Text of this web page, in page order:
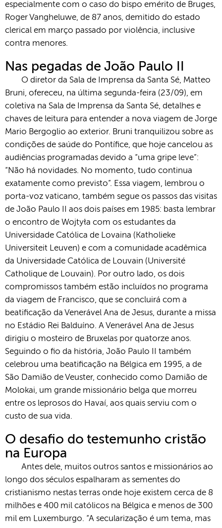
especialmente com o caso do bispo emérito de Bruges,
Roger Vangheluwe, de 87 anos, demitido do estado
clerical em março passado por violência, inclusive
contra menores.
Nas pegadas de João Paulo II
O diretor da Sala de Imprensa da Santa Sé, Matteo
Bruni, ofereceu, na última segunda-feira (23/09), em
coletiva na Sala de Imprensa da Santa Sé, detalhes e
chaves de leitura para entender a nova viagem de Jorge
Mario Bergoglio ao exterior. Bruni tranquilizou sobre as
condições de saúde do Pontífice, que hoje cancelou as
audiências programadas devido a “uma gripe leve”:
“Não há novidades. No momento, tudo continua
exatamente como previsto”. Essa viagem, lembrou o
porta-voz vaticano, também segue os passos das visitas
de João Paulo II aos dois países em 1985: basta lembrar
o encontro de Wojtyła com os estudantes da
Universidade Católica de Lovaina (Katholieke
Universiteit Leuven) e com a comunidade acadêmica
da Universidade Católica de Louvain (Université
Catholique de Louvain). Por outro lado, os dois
compromissos também estão incluídos no programa
da viagem de Francisco, que se concluirá com a
beatificação da Venerável Ana de Jesus, durante a missa
no Estádio Rei Balduíno. A Venerável Ana de Jesus
dirigiu o mosteiro de Bruxelas por quatorze anos.
Seguindo o fio da história, João Paulo II também
celebrou uma beatificação na Bélgica em 1995, a de
São Damião de Veuster, conhecido como Damião de
Molokai, um grande missionário belga que morreu
entre os leprosos do Havaí, aos quais serviu com o
custo de sua vida.
O desafio do testemunho cristão
na Europa
Antes dele, muitos outros santos e missionários ao
longo dos séculos espalharam as sementes do
cristianismo nestas terras onde hoje existem cerca de 8
milhões e 400 mil católicos na Bélgica e menos de 300
mil em Luxemburgo. “A secularização é um tema, mas